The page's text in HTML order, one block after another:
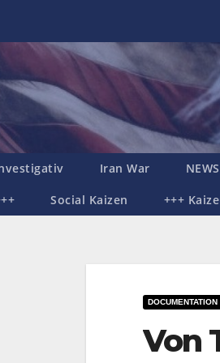
Iran War NEWS
Social Kaizen +++
DOCUMENTATION
Von